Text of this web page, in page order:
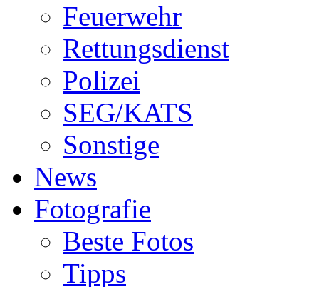
Feuerwehr
Rettungsdienst
Polizei
SEG/KATS
Sonstige
News
Fotografie
Beste Fotos
Tipps